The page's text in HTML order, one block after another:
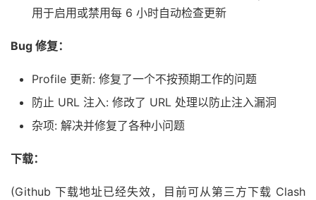
用于启用或禁用每 6 小时自动检查更新
Bug 修复：
Profile 更新: 修复了一个不按预期工作的问题
防止 URL 注入: 修改了 URL 处理以防止注入漏洞
杂项: 解决并修复了各种小问题
下载：
(Github 下载地址已经失效，目前可从第三方下载 Clash